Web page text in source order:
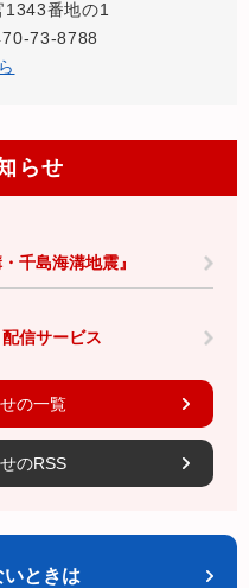
1343番地の1
73-8788
らせ
千島海溝地震』
信サービス
の一覧
のRSS
いときは